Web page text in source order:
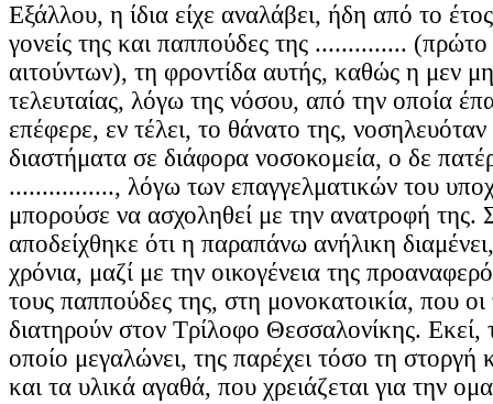
Εξάλλου, η ίδια είχε αναλάβει, ήδη από το
γονείς της και παππούδες της ..............
αιτούντων), τη φροντίδα αυτής, καθώς η μεν
τελευταίας, λόγω της νόσου, από την οποία
επέφερε, εν τέλει, το θάνατο της,
διαστήματα σε διάφορα νοσοκομεία, ο δε
................, λόγω των επαγγελματικών του
μπορούσε να ασχοληθεί με την ανατροφή της.
αποδείχθηκε ότι η παραπάνω ανήλικη
χρόνια, μαζί με την οικογένεια της
τους παππούδες της, στη μονοκατοικία, που οι
διατηρούν στον Τρίλοφο Θεσσαλονίκης. Εκεί,
οποίο μεγαλώνει, της παρέχει τόσο τη στοργή
και τα υλικά αγαθά, που χρειάζεται για την